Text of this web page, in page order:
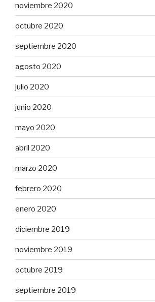
noviembre 2020
octubre 2020
septiembre 2020
agosto 2020
julio 2020
junio 2020
mayo 2020
abril 2020
marzo 2020
febrero 2020
enero 2020
diciembre 2019
noviembre 2019
octubre 2019
septiembre 2019